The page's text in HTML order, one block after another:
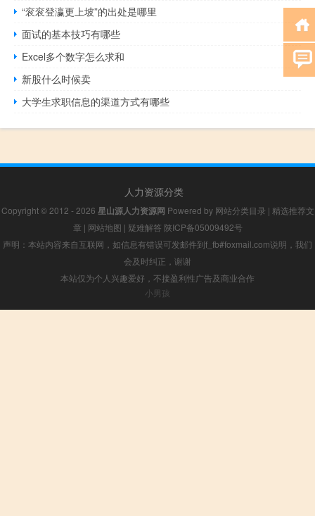
“衮衮登瀛更上坡”的出处是哪里
面试的基本技巧有哪些
Excel多个数字怎么求和
新股什么时候卖
大学生求职信息的渠道方式有哪些
人力资源分类
Copyright © 2012 - 2026 星山源人力资源网 Powered by 网站分类目录 | 精选推荐文
章 | 网站地图 | 疑难解答 陕ICP备05009492号
声明：本站内容来自互联网，如信息有错误可发邮件到f_fb#foxmail.com说明，我们
会及时纠正，谢谢
本站仅为个人兴趣爱好，不接盈利性广告及商业合作
小男孩